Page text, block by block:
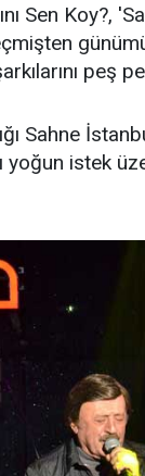
Sen Koy?,
peş
Sahne
yoğun istek